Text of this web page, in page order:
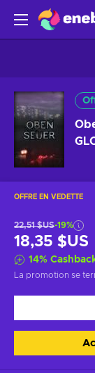
OFFRE EN VEDETTE
22,51 $US-19%
18,35 $US
14%
La promotion se